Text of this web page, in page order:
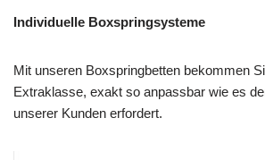
Individuelle Boxspringsysteme
Mit unseren Boxspringbetten bekommen
Extraklasse, exakt so anpassbar wie es
unserer Kunden erfordert.